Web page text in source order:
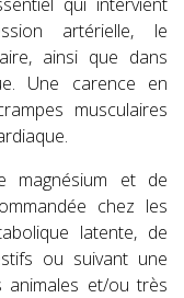
artérielle, le
ainsi que dans
Une carence en
musculaires
magnésium et de
chez les
latente, de
ou suivant une
animales et/ou très